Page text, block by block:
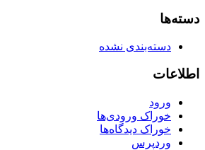
دسته‌ها
دسته‌بندی نشده
اطلاعات
ورود
خوراک ورودی‌ها
خوراک دیدگاه‌ها
وردپرس